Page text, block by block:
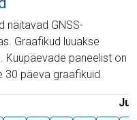
näitavad GNSS-
Graafikud luuakse
paneelist on
päeva graafikuid.